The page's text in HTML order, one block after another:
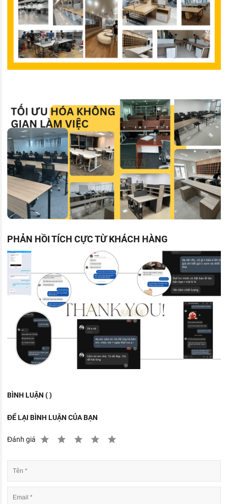
PHẢN HỒI TÍCH CỰC TỪ KHÁCH HÀNG
BÌNH LUẬN ( )
ĐỂ LẠI BÌNH LUẬN CỦA BẠN
Đánh giá